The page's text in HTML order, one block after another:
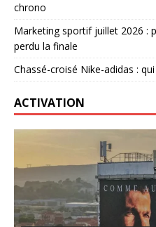
chrono
Marketing sportif juillet 2026 :
perdu la finale
Chassé-croisé Nike-adidas :
ACTIVATION